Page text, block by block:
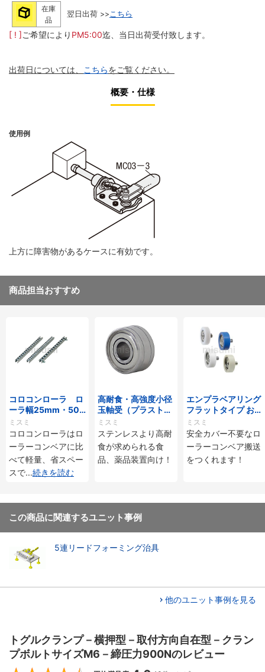
在庫
品
翌日出荷 >> こちら
[ ! ]ご希望により PM5:00迄、当日出荷受付致します。
出荷日については、 こちらをご覧ください。
概要・仕様
使用例
上方に障害物があるケースに有効です。
商品担当おすすめ
コロコンローラ ロ
ーラ幅25mm・50
mmタイプ
ミスミ
コロコンローラはロ
ーラーコンベアに比
べて軽量、省スペー
スで...続きを読む
高耐食・高強度小径
玉軸受（プラストロ
ベアリング）
ミスミ
ステンレスより高耐
食が求められる食
品、薬品装置向け！
エンプラベアリング
フラットタイプ おね
じ付
ミスミ
安全カバー不要なロ
ーラーコンベア搬送
をつくれます！
この商品に関連するユニット事例
5連リードフォーミング治具
他のユニット事例を見る
トグルクランプ－横押型－取付方向自在型－クラン
プボルトサイズM6－締圧力900Nのレビュー